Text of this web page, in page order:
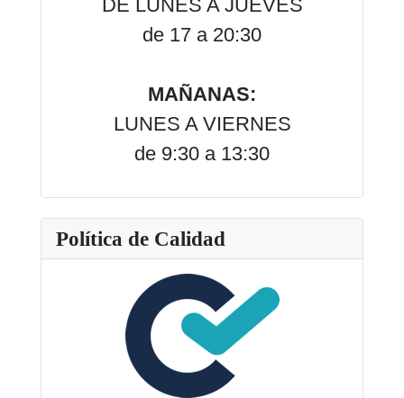
DE LUNES A JUEVES
de 17 a 20:30
MAÑANAS:
LUNES A VIERNES
de 9:30 a 13:30
Política de Calidad